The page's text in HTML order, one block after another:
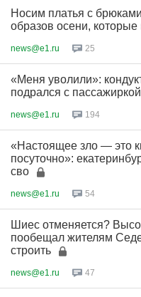
Носим платья с
образов осени, которые
news@e1.ru 25
«Меня уволили»:
подрался с
news@e1.ru 194
«Настоящее зло — это
посуточно»:
сво
news@e1.ru 54
Шиес отменяется?
пообещал жителям
строить
news@e1.ru 47